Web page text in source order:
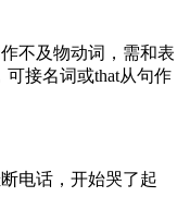
不及物动词，需和表
接名词或that从句作
断电话，开始哭了起